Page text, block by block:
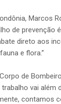
Marcos
de
direto aos
e flora.”
de
trabalho vai
contamos